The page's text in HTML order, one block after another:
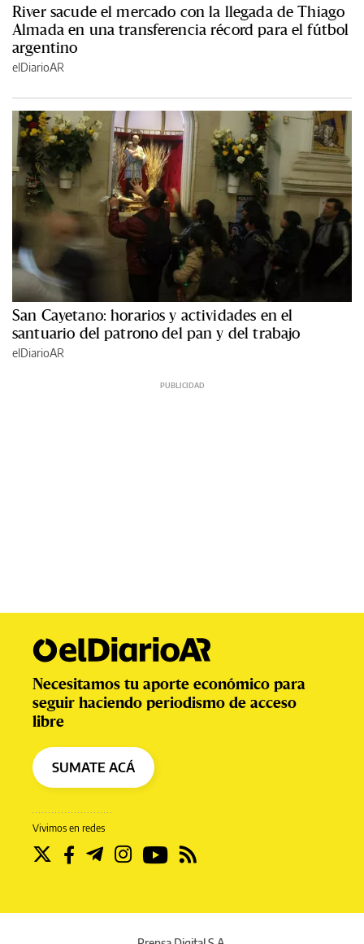
River sacude el mercado con la llegada de Thiago
Almada en una transferencia récord para el fútbol
argentino
elDiarioAR
San Cayetano: horarios y actividades en el
santuario del patrono del pan y del trabajo
elDiarioAR
Vivimos en redes
Necesitamos tu aporte económico para
seguir haciendo periodismo de acceso
libre
SUMATE ACÁ